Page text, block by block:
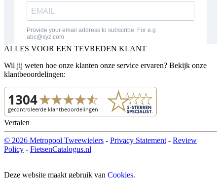
ALLES VOOR EEN TEVREDEN KLANT
Wil jij weten hoe onze klanten onze service ervaren? Bekijk onze
klantbeoordelingen:
Vertalen
© 2026 Metropool Tweewielers - Privacy Statement - Review
Policy - FietsenCatalogus.nl
Deze website maakt gebruik van Cookies.